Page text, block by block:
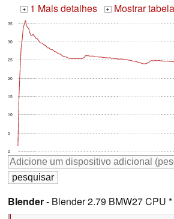
+ 1 Mais detalhes + Mostrar
0
5
10
15
20
25
30
35
Blender- Blender 2.79 BMW27 CPU *